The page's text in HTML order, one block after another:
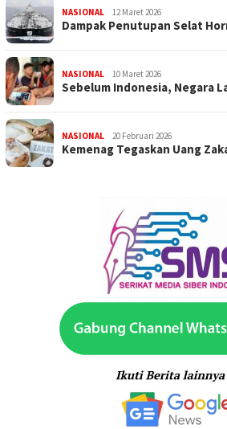
NASIONAL 12 Maret 2026
Dampak Penutupan Selat
NASIONAL 10 Maret 2026
Sebelum Indonesia, Negara
NASIONAL 20 Februari 2026
Kemenag Tegaskan Uang